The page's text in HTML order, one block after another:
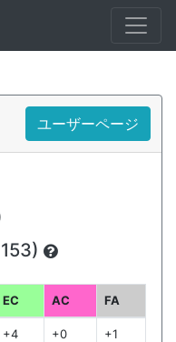
ユーザーページ
EC AC FA
+4 +0 +1